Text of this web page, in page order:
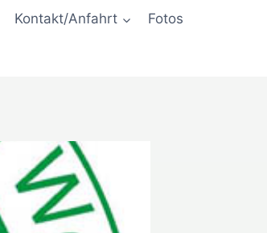
Kontakt/Anfahrt Fotos